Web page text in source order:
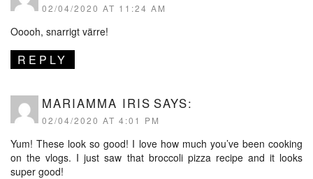
02/04/2020 AT 11:24 AM
Ooooh, snarrigt värre!
REPLY
MARIAMMA IRIS SAYS:
02/04/2020 AT 4:01 PM
Yum! These look so good! I love how much you’ve been cooking
on the vlogs. I just saw that broccoli pizza recipe and it looks
super good!